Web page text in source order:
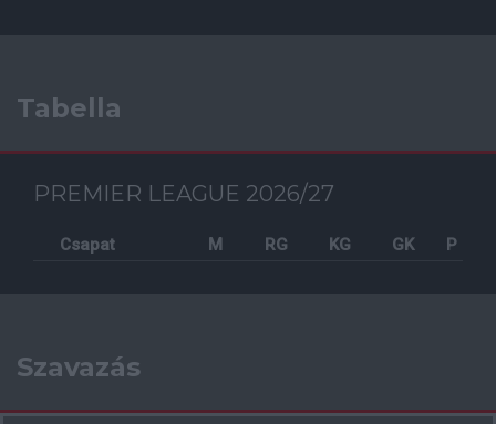
Tabella
PREMIER LEAGUE 2026/27
Csapat M RG KG GK P
Szavazás